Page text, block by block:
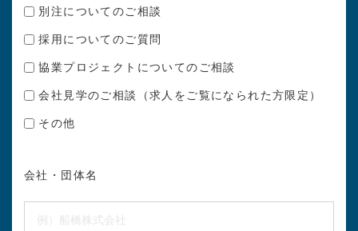
別注についてのご相談
採用についてのご質問
協業プロジェクトについてのご相談
会社見学のご相談（求人をご覧になられた方限定）
その他
会社・団体名